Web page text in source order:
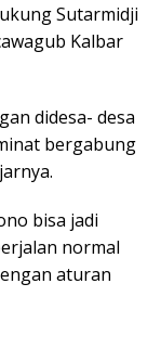
Sutarmidji
Kalbar
didesa- desa
bergabung
bisa jadi
normal
aturan